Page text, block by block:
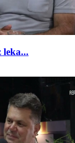
leka...